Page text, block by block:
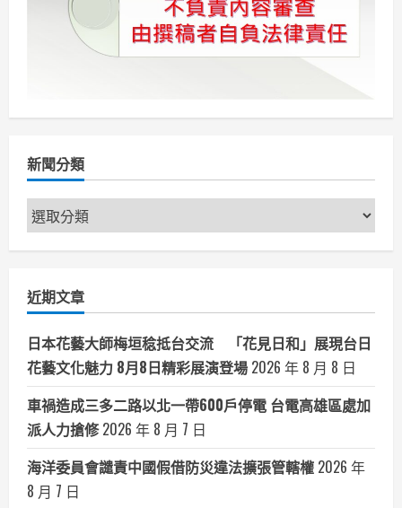
新聞分類
新
聞
近期文章
日本花藝大師梅垣稔抵台交流 「花見日和」展現台日
花藝文化魅力 8月8日精彩展演登場 2026 年 8 月 8 日
車禍造成三多二路以北一帶600戶停電 台電高雄區處加
派人力搶修 2026 年 8 月 7 日
海洋委員會譴責中國假借防災違法擴張管轄權 2026 年
8 月 7 日